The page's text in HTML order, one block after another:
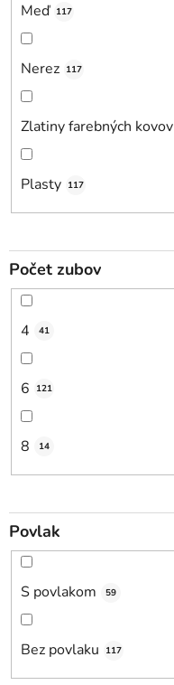
Meď 117
Nerez 117
Zlatiny farebných kovov
Plasty 117
Počet zubov
4 41
6 121
8 14
Povlak
S povlakom 59
Bez povlaku 117